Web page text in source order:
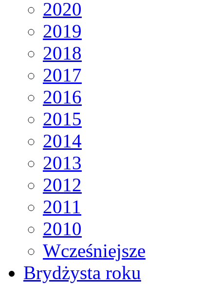
2020
2019
2018
2017
2016
2015
2014
2013
2012
2011
2010
Wcześniejsze
Brydżysta roku